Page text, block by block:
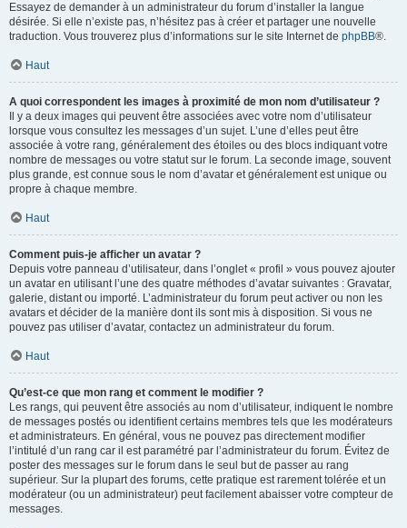
Essayez de demander à un administrateur du forum d’installer la langue
désirée. Si elle n’existe pas, n’hésitez pas à créer et partager une nouvelle
traduction. Vous trouverez plus d’informations sur le site Internet de phpBB®.
Haut
A quoi correspondent les images à proximité de mon nom d’utilisateur ?
Il y a deux images qui peuvent être associées avec votre nom d’utilisateur
lorsque vous consultez les messages d’un sujet. L’une d’elles peut être
associée à votre rang, généralement des étoiles ou des blocs indiquant votre
nombre de messages ou votre statut sur le forum. La seconde image, souvent
plus grande, est connue sous le nom d’avatar et généralement est unique ou
propre à chaque membre.
Haut
Comment puis-je afficher un avatar ?
Depuis votre panneau d’utilisateur, dans l’onglet « profil » vous pouvez ajouter
un avatar en utilisant l’une des quatre méthodes d’avatar suivantes : Gravatar,
galerie, distant ou importé. L’administrateur du forum peut activer ou non les
avatars et décider de la manière dont ils sont mis à disposition. Si vous ne
pouvez pas utiliser d’avatar, contactez un administrateur du forum.
Haut
Qu’est-ce que mon rang et comment le modifier ?
Les rangs, qui peuvent être associés au nom d’utilisateur, indiquent le nombre
de messages postés ou identifient certains membres tels que les modérateurs
et administrateurs. En général, vous ne pouvez pas directement modifier
l’intitulé d’un rang car il est paramétré par l’administrateur du forum. Évitez de
poster des messages sur le forum dans le seul but de passer au rang
supérieur. Sur la plupart des forums, cette pratique est rarement tolérée et un
modérateur (ou un administrateur) peut facilement abaisser votre compteur de
messages.